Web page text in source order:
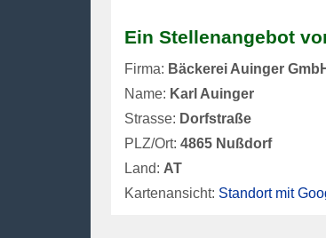
Ein Stellenangebot
Firma: Bäckerei Auinger
Name: Karl Auinger
Strasse: Dorfstraße
PLZ/Ort: 4865 Nußdorf
Land: AT
Kartenansicht: Standort mit